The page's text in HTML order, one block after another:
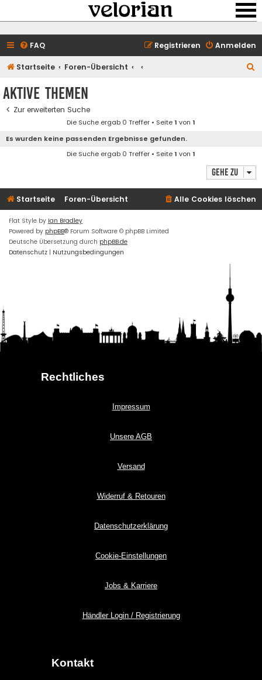
FAQ Anmelden
Registrieren
Startseite Foren-Übersicht
Aktive Themen
Zur erweiterten Suche
Die Suche ergab 0 Treffer • Seite1 von 1
Es wurden keine passenden Ergebnisse gefunden.
Die Suche ergab 0 Treffer • Seite1 von 1
Gehe zu
Startseite Foren-Übersicht Alle Cookies löschen
Flat Style by Ian Bradley
Powered by phpBB® Forum Software © phpBB Limited
Deutsche Übersetzung durch phpBB.de
Datenschutz | Nutzungsbedingungen
Rechtliches
Impressum
Unsere AGB
Versand
Widerruf & Retouren
Datenschutzerklärung
Cookie-Einstellungen
Jobs & Karriere
Händler Login / Registrierung
Kontakt